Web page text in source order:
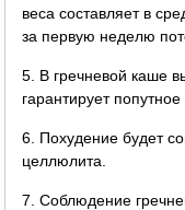
веса составляет в
за первую неделю
5. В гречневой каше
гарантирует
6. Похудение будет
целлюлита.
7. Соблюдение